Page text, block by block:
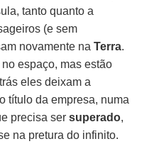
tanto quanto a
(e sem
novamente naTerra.
espaço, mas estão
eles deixam a
título da empresa, numa
precisa sersuperado,
na pretura do infinito.